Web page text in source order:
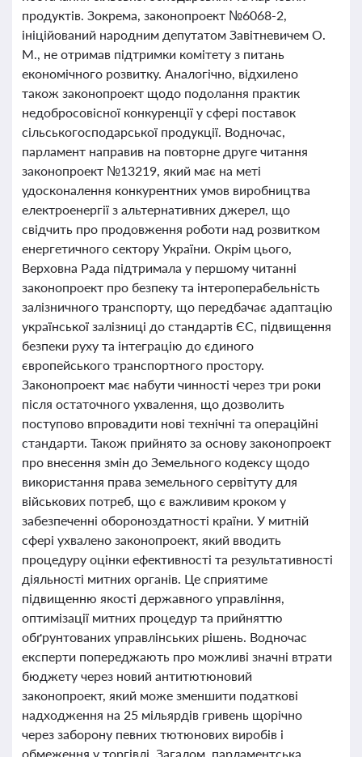
продуктів. Зокрема, законопроект №6068-2,
ініційований народним депутатом Завітневичем О.
М., не отримав підтримки комітету з питань
економічного розвитку. Аналогічно, відхилено
також законопроект щодо подолання практик
недобросовісної конкуренції у сфері поставок
сільськогосподарської продукції. Водночас,
парламент направив на повторне друге читання
законопроект №13219, який має на меті
удосконалення конкурентних умов виробництва
електроенергії з альтернативних джерел, що
свідчить про продовження роботи над розвитком
енергетичного сектору України. Окрім цього,
Верховна Рада підтримала у першому читанні
законопроект про безпеку та інтероперабельність
залізничного транспорту, що передбачає адаптацію
української залізниці до стандартів ЄС, підвищення
безпеки руху та інтеграцію до єдиного
європейського транспортного простору.
Законопроект має набути чинності через три роки
після остаточного ухвалення, що дозволить
поступово впровадити нові технічні та операційні
стандарти. Також прийнято за основу законопроект
про внесення змін до Земельного кодексу щодо
використання права земельного сервітуту для
військових потреб, що є важливим кроком у
забезпеченні обороноздатності країни. У митній
сфері ухвалено законопроект, який вводить
процедуру оцінки ефективності та результативності
діяльності митних органів. Це сприятиме
підвищенню якості державного управління,
оптимізації митних процедур та прийняттю
обґрунтованих управлінських рішень. Водночас
експерти попереджають про можливі значні втрати
бюджету через новий антитютюновий
законопроект, який може зменшити податкові
надходження на 25 мільярдів гривень щорічно
через заборону певних тютюнових виробів і
обмеження у торгівлі. Загалом, парламентська